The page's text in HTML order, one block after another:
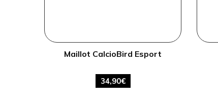
Maillot CalcioBird Esport
34,90€